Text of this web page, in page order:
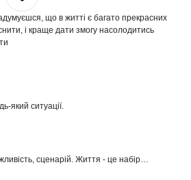
що в житті є багато прекрасних
і краще дати змогу насолодитись
який ситуації.
сценарій. Життя - це набір
від уяви залежить, які можливості
МАПІ